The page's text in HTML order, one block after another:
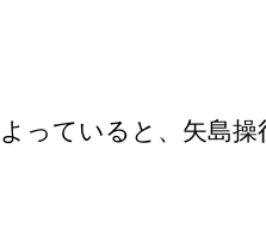
っていると、矢島